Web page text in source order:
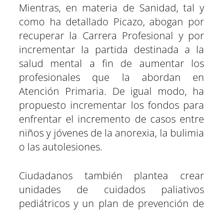
Mientras, en materia de Sanidad, tal y
como ha detallado Picazo, abogan por
recuperar la Carrera Profesional y por
incrementar la partida destinada a la
salud mental a fin de aumentar los
profesionales que la abordan en
Atención Primaria. De igual modo, ha
propuesto incrementar los fondos para
enfrentar el incremento de casos entre
niños y jóvenes de la anorexia, la bulimia
o las autolesiones.
Ciudadanos también plantea crear
unidades de cuidados paliativos
pediátricos y un plan de prevención de